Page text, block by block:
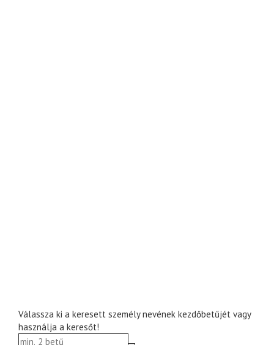
Válassza ki a keresett személy nevének kezdőbetűjét vagy
használja a keresőt!